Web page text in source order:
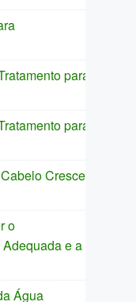
para
para
Crescer
o
e a
Água